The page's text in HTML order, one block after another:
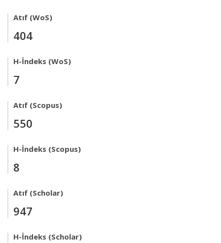
Atıf (WoS)
404
H-İndeks (WoS)
7
Atıf (Scopus)
550
H-İndeks (Scopus)
8
Atıf (Scholar)
947
H-İndeks (Scholar)